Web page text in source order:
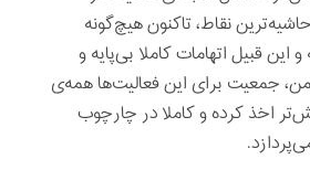
نقاط، تاکنون هیچ‌گونه
قبیل اتهامات کاملا بی‌پایه و
جمعیت برای این فعالیت‌ها همه‌ی
اخذ کرده و کاملا در چارچوب